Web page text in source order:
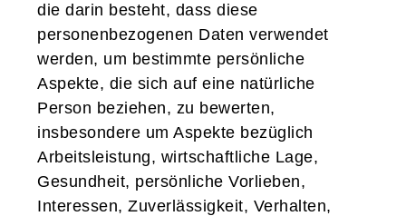
die darin besteht, dass diese
personenbezogenen Daten verwendet
werden, um bestimmte persönliche
Aspekte, die sich auf eine natürliche
Person beziehen, zu bewerten,
insbesondere um Aspekte bezüglich
Arbeitsleistung, wirtschaftliche Lage,
Gesundheit, persönliche Vorlieben,
Interessen, Zuverlässigkeit, Verhalten,